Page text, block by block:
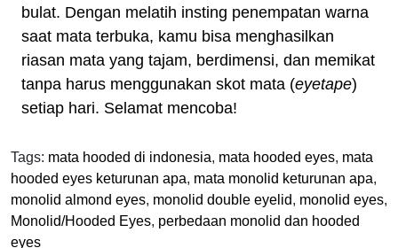
bulat. Dengan melatih insting penempatan warna
saat mata terbuka, kamu bisa menghasilkan
riasan mata yang tajam, berdimensi, dan memikat
tanpa harus menggunakan skot mata (eyetape)
setiap hari. Selamat mencoba!
Tags: mata hooded di indonesia, mata hooded eyes, mata
hooded eyes keturunan apa, mata monolid keturunan apa,
monolid almond eyes, monolid double eyelid, monolid eyes,
Monolid/Hooded Eyes, perbedaan monolid dan hooded
eyes